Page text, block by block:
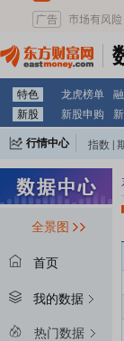
特色 龙虎榜单
新股
新股申购
行情中心 指数
全景图
首页
我的数据
热门数据